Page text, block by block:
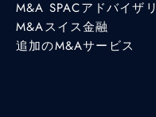
M&A SPACアドバイザリ
M&Aスイス金融
追加のM&Aサービス